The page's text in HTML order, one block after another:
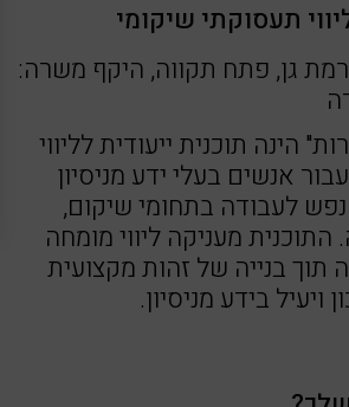
תעסוקתי שיקומי
גן, פתח תקווה, היקף משרה:
הינה תוכנית ייעודית לליווי
אנשים בעלי ידע מניסיון
לעבודה בתחומי שיקום,
התוכנית מעניקה ליווי מומחה
תוך בנייה של זהות מקצועית
ויעיל בידע מניסיון.